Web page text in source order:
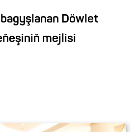
Döwlet
mejlisi